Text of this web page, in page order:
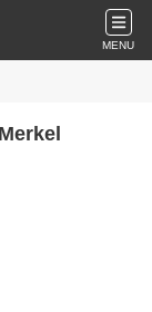
MENU